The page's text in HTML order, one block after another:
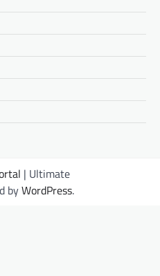
| Ultimate
byWordPress.